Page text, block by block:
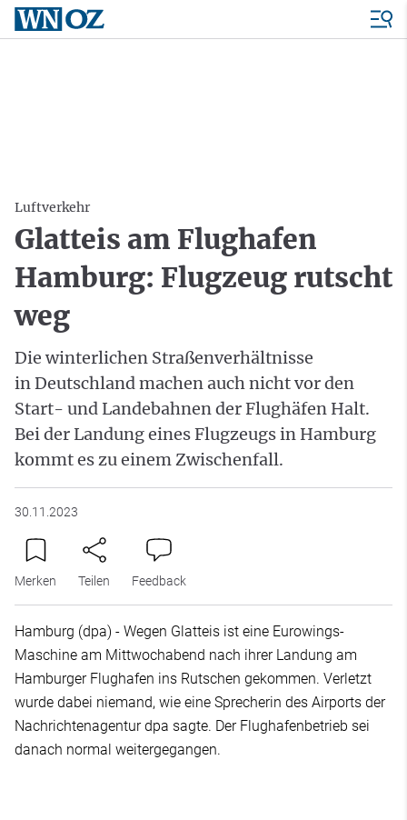
Luftverkehr
Glatteis am Flughafen
Hamburg: Flugzeug rutscht
weg
Die winterlichen Straßenverhältnisse
in Deutschland machen auch nicht vor den
Start- und Landebahnen der Flughäfen Halt.
Bei der Landung eines Flugzeugs in Hamburg
kommt es zu einem Zwischenfall.
30.11.2023
Merken Teilen Feedback
Hamburg (dpa) - Wegen Glatteis ist eine Eurowings-
Maschine am Mittwochabend nach ihrer Landung am
Hamburger Flughafen ins Rutschen gekommen. Verletzt
wurde dabei niemand, wie eine Sprecherin des Airports der
Nachrichtenagentur dpa sagte. Der Flughafenbetrieb sei
danach normal weitergegangen.